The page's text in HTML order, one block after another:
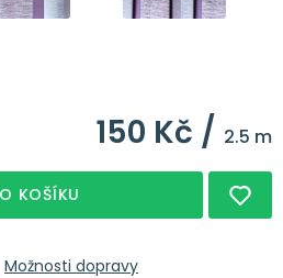
150 Kč / 2.5 m
KOŠÍKU
Možnosti dopravy